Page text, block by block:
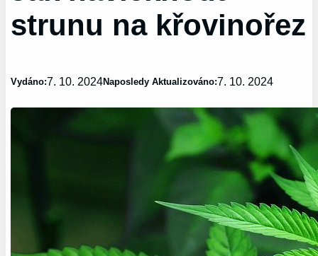
strunu na křovinořez
Vydáno:7. 10. 2024Naposledy Aktualizováno:7. 10. 2024